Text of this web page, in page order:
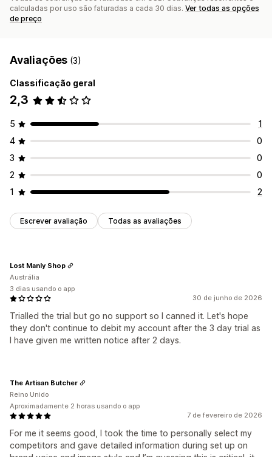
calculadas por uso são faturadas a cada 30 dias. Ver todas as opções
de preço
Avaliações (3)
Classificação geral
2,3
5
1
4
0
3
0
2
0
1
2
Escrever avaliação Todas as avaliações
30 de junho de 2026
Trialled the trial but go no support so I canned it. Let's hope
they don't continue to debit my account after the 3 day trial as
I have given me written notice after 2 days.
Lost Manly Shop
Austrália
3 dias usando o app
7 de fevereiro de 2026
For me it seems good, I took the time to personally select my
competitors and gave detailed information during set up on
The Artisan Butcher
Reino Unido
Aproximadamente 2 horas usando o app